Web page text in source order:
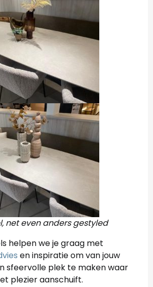
net even anders gestyled
helpen we je graag met
en inspiratie om van jouw
sfeervolle plek te maken waar
plezier aanschuift.